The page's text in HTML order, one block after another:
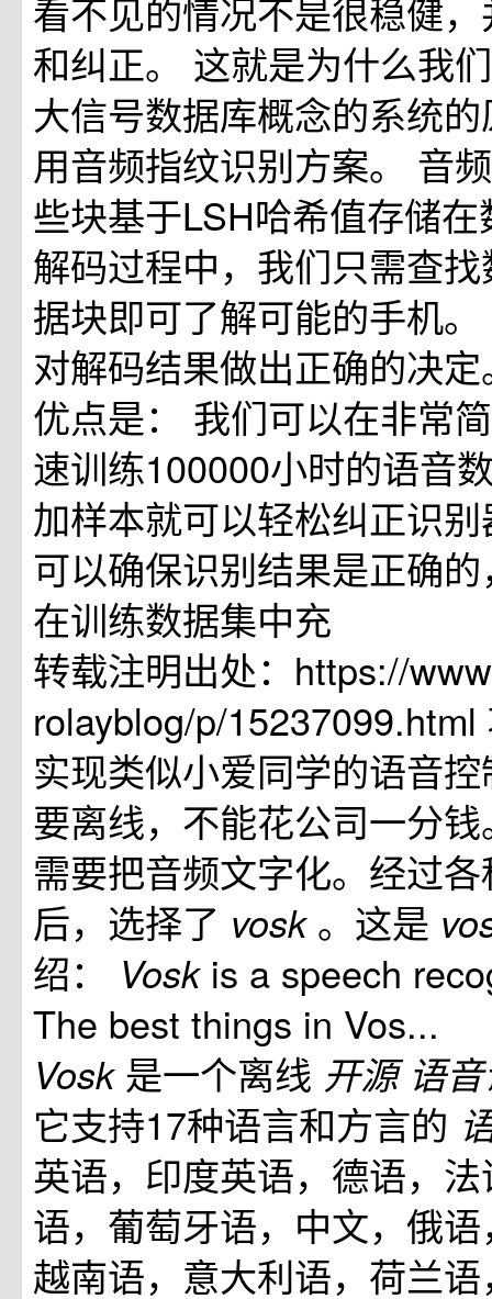
看不见的情况不是很稳健
和纠正。 这就是为什么我
大信号数据库概念的系统
用音频指纹识别方案。 音
些块基于LSH哈希值存储
解码过程中，我们只需查
据块即可了解可能的手机
对解码结果做出正确的决
优点是： 我们可以在非常
速训练100000小时的语音
加样本就可以轻松纠正识
可以确保识别结果是正确
在训练数据集中充
转载注明出处：https://
rolayblog/p/
实现类似小爱同学的语音
要离线，不能花公司一分
需要把音频文字化。经过
后，选择了 vosk 。这是
绍： Vosk is a speech
The best things in Vos...
Vosk 是一个离线 开源语
它支持17种语言和方言的
英语，印度英语，德语，
语，葡萄牙语，中文，俄
越南语，意大利语，荷兰